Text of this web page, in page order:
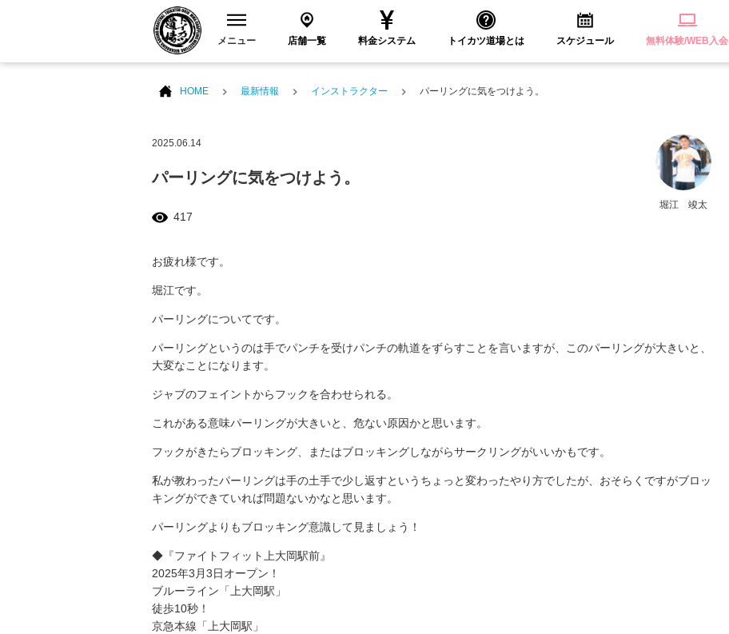
メニュー 店舗一覧 料金システム トイカツ道場とは スケジュール 無料体験/WEB入会
HOME 最新情報 インストラクター パーリングに気をつけよう。
堀江 竣太
2025.06.14
パーリングに気をつけよう。
417
お疲れ様です。
堀江です。
パーリングについてです。
パーリングというのは手でパンチを受けパンチの軌道をずらすことを言いますが、このパーリングが大きいと、
大変なことになります。
ジャブのフェイントからフックを合わせられる。
これがある意味パーリングが大きいと、危ない原因かと思います。
フックがきたらブロッキング、またはブロッキングしながらサークリングがいいかもです。
私が教わったパーリングは手の土手で少し返すというちょっと変わったやり方でしたが、おそらくですがブロッ
キングができていれば問題ないかなと思います。
パーリングよりもブロッキング意識して見ましょう！
◆『ファイトフィット上大岡駅前』
2025年3月3日オープン！
ブルーライン「上大岡駅」
徒歩10秒！
京急本線「上大岡駅」